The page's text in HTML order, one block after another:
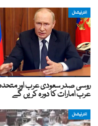
انٹرنیشنل
روسی صدر سعودی عرب اور
عرب امارات کا دورہ کریں گے
انٹرنیشنل